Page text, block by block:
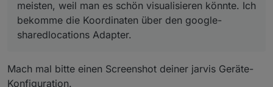
weil man es schön visualisieren könnte. Ich bekomme
die Koordinaten über den google-sharedlocations
Adapter.
meisten, weil man es schön visualisieren könnte. Ich
bekomme die Koordinaten über den google-
sharedlocations Adapter.
Mach mal bitte einen Screenshot deiner jarvis Geräte-
Konfiguration.